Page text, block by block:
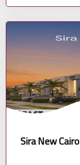
كمبوند سيره التجمع الخامس Sira New Cairo